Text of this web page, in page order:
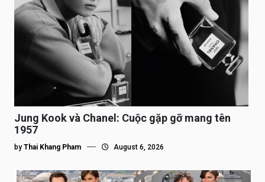
Jung Kook và Chanel: Cuộc gặp gỡ mang tên
1957
by Thai Khang Pham August 6, 2026